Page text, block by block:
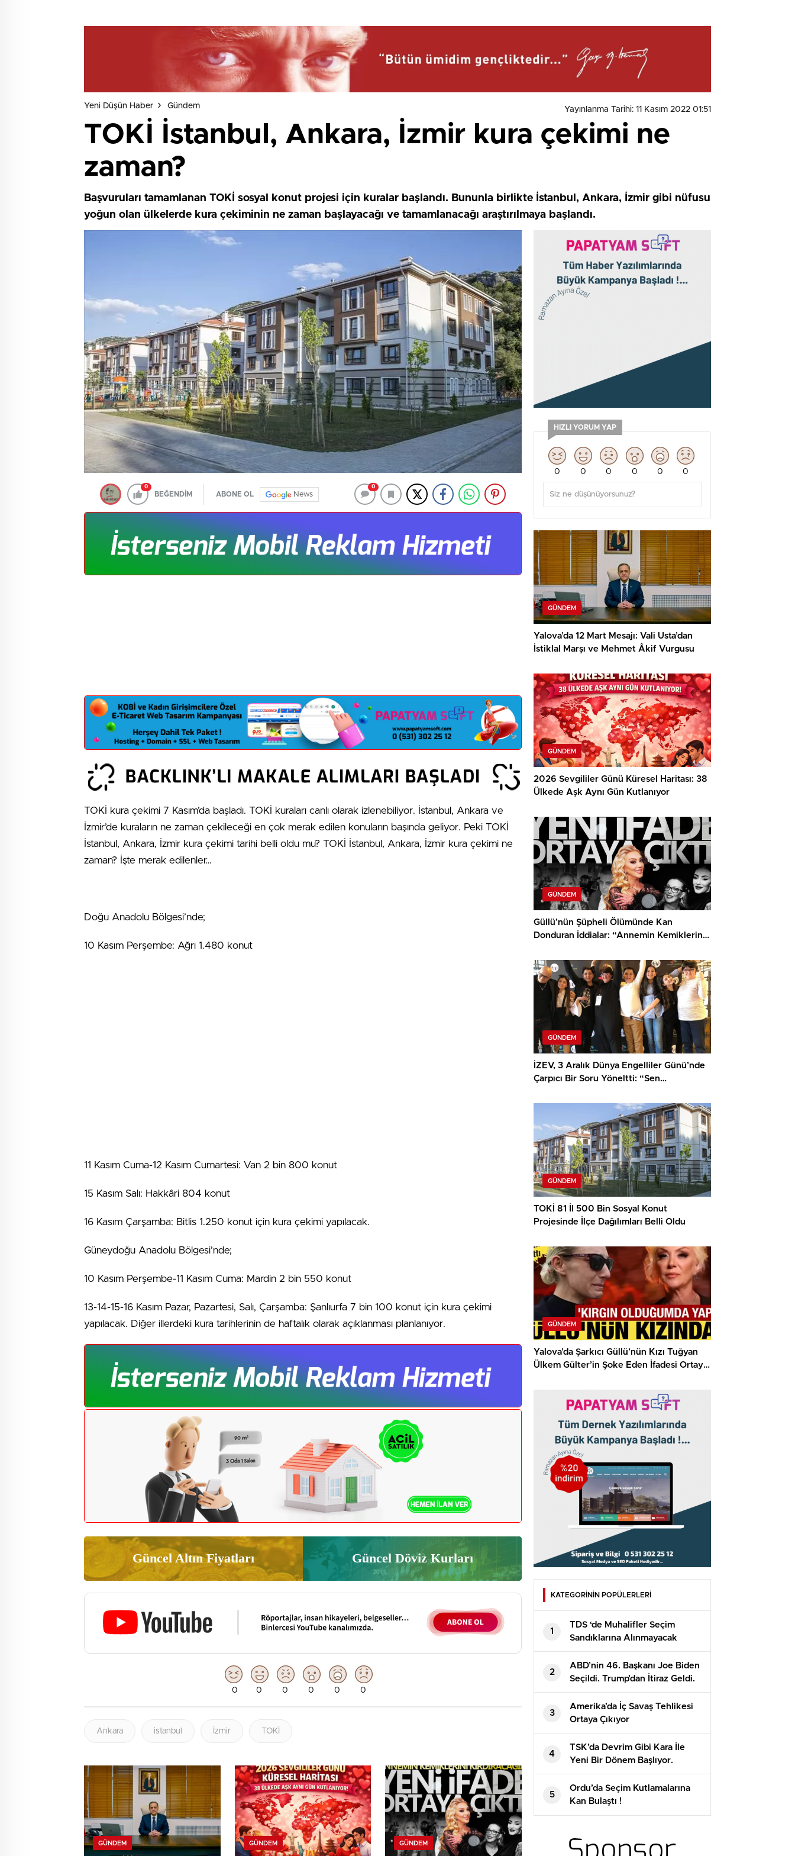
Yeni Düşün Haber Gündem Yayınlanma Tarihi: 11 Kasım 2022 01:51
TOKİ İstanbul, Ankara, İzmir kura çekimi ne
zaman?
Başvuruları tamamlanan TOKİ sosyal konut projesi için kuralar başlandı. Bununla birlikte İstanbul, Ankara, İzmir gibi nüfusu
yoğun olan ülkelerde kura çekiminin ne zaman başlayacağı ve tamamlanacağı araştırılmaya başlandı.
0
BEĞENDİM ABONE OL News
0
TOKİ kura çekimi 7 Kasım’da başladı. TOKİ kuraları canlı olarak izlenebiliyor. İstanbul, Ankara ve
İzmir’de kuraların ne zaman çekileceği en çok merak edilen konuların başında geliyor. Peki TOKİ
İstanbul, Ankara, İzmir kura çekimi tarihi belli oldu mu? TOKİ İstanbul, Ankara, İzmir kura çekimi ne
zaman? İşte merak edilenler…
Doğu Anadolu Bölgesi’nde;
10 Kasım Perşembe: Ağrı 1.480 konut
11 Kasım Cuma-12 Kasım Cumartesi: Van 2 bin 800 konut
15 Kasım Salı: Hakkâri 804 konut
16 Kasım Çarşamba: Bitlis 1.250 konut için kura çekimi yapılacak.
Güneydoğu Anadolu Bölgesi’nde;
10 Kasım Perşembe-11 Kasım Cuma: Mardin 2 bin 550 konut
13-14-15-16 Kasım Pazar, Pazartesi, Salı, Çarşamba: Şanlıurfa 7 bin 100 konut için kura çekimi
yapılacak. Diğer illerdeki kura tarihlerinin de haftalık olarak açıklanması planlanıyor.
Güncel Altın Fiyatları Güncel Döviz Kurları
0 0 0 0 0 0
Ankara istanbul İzmir TOKİ
GÜNDEM GÜNDEM GÜNDEM
HIZLI YORUM YAP
0 0 0 0 0 0
GÜNDEM
Yalova’da 12 Mart Mesajı: Vali Usta’dan
İstiklal Marşı ve Mehmet Âkif Vurgusu
GÜNDEM
2026 Sevgililer Günü Küresel Haritası: 38
Ülkede Aşk Aynı Gün Kutlanıyor
GÜNDEM
Güllü’nün Şüpheli Ölümünde Kan
Donduran İddialar: “Annemin Kemiklerini
GÜNDEM
İZEV, 3 Aralık Dünya Engelliler Günü’nde
Çarpıcı Bir Soru Yöneltti: “Sen
GÜNDEM
TOKİ 81 İl 500 Bin Sosyal Konut
Projesinde İlçe Dağılımları Belli Oldu
GÜNDEM
Yalova’da Şarkıcı Güllü’nün Kızı Tuğyan
Ülkem Gülter’in Şoke Eden İfadesi Ortaya
KATEGORİNİN POPÜLERLERİ
1
TDS ‘de Muhalifler Seçim
Sandıklarına Alınmayacak
İddiası
2
ABD’nin 46. Başkanı Joe Biden
Seçildi. Trump’dan İtiraz Geldi.
3
Amerika’da İç Savaş Tehlikesi
Ortaya Çıkıyor
4
TSK’da Devrim Gibi Kara İle
Yeni Bir Dönem Başlıyor.
5
Ordu’da Seçim Kutlamalarına
Kan Bulaştı !